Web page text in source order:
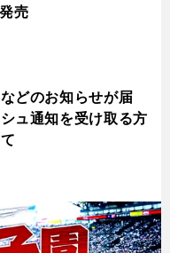
売
どのお知らせが届
ュ通知を受け取る方